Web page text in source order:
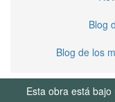
Blog
Blog de los
Esta obra está